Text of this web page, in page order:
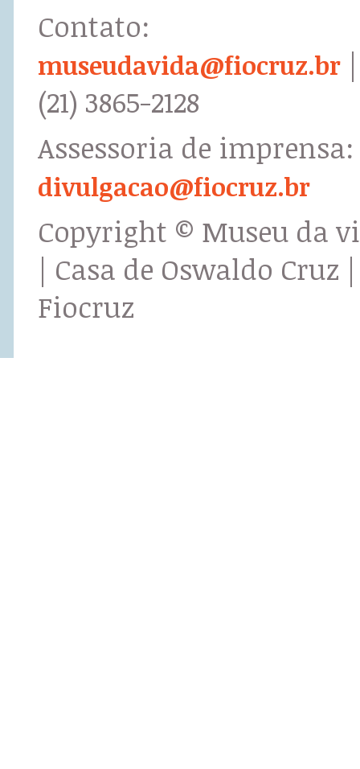
Contato:
museudavida@fiocruz.br |
(21) 3865-2128
Assessoria de imprensa:
divulgacao@fiocruz.br
Copyright © Museu da
| Casa de Oswaldo Cruz |
Fiocruz